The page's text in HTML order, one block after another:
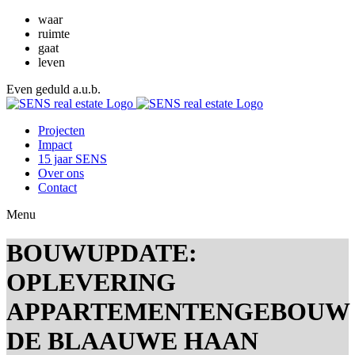
waar
ruimte
gaat
leven
Even geduld a.u.b.
Projecten
Impact
15 jaar SENS
Over ons
Contact
Menu
BOUWUPDATE:
OPLEVERING
APPARTEMENTENGEBOUW
DE BLAAUWE HAAN